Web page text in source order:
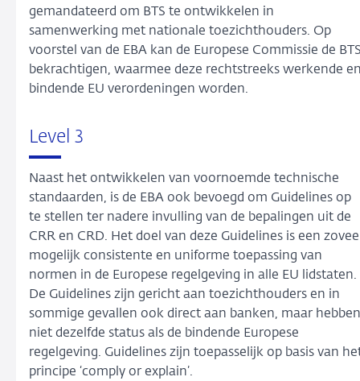
gemandateerd om BTS te ontwikkelen in
samenwerking met nationale toezichthouders. Op
voorstel van de EBA kan de Europese Commissie de
bekrachtigen, waarmee deze rechtstreeks werkende
bindende EU verordeningen worden.
Level 3
Naast het ontwikkelen van voornoemde technische
standaarden, is de EBA ook bevoegd om Guidelines op
te stellen ter nadere invulling van de bepalingen uit de
CRR en CRD. Het doel van deze Guidelines is een
mogelijk consistente en uniforme toepassing van
normen in de Europese regelgeving in alle EU lidstaten.
De Guidelines zijn gericht aan toezichthouders en in
sommige gevallen ook direct aan banken, maar hebben
niet dezelfde status als de bindende Europese
regelgeving. Guidelines zijn toepasselijk op basis van
principe ‘comply or explain’.